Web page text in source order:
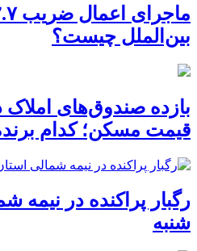
بین‌الملل چیست؟
بازده صندوق‌های
قیمت مسکن؛ کدام
رگبار پراکنده در نیمه
شنبه